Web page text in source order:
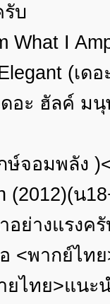
บ
What I
(เด
ดอะ ฮัลค์ ม
ษ์จอมพลัง
(2012)(น
อย่างแรงค
อ <พากย์ไ
ยไทย>แนะ